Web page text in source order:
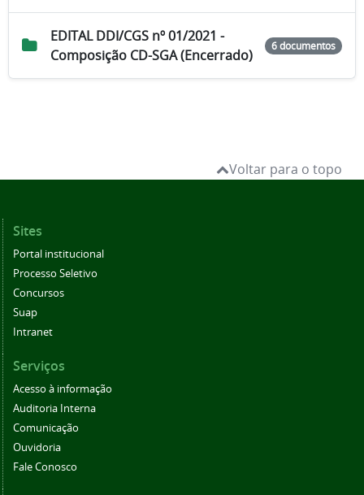
EDITAL DDI/CGS nº 01/2021 -
Composição CD-SGA (Encerrado)
6 documentos
Voltar para o topo
Sites
Portal institucional
Processo Seletivo
Concursos
Suap
Intranet
Serviços
Acesso à informação
Auditoria Interna
Comunicação
Ouvidoria
Fale Conosco